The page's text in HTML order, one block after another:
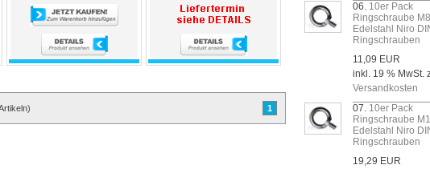
1
06. 10er Pack
Ringschraube M8
Edelstahl Niro
Ringschrauben
11,09 EUR
inkl. 19 % MwSt.
Versandkosten
07. 10er Pack
Ringschraube
Edelstahl Niro
Ringschrauben
19,29 EUR